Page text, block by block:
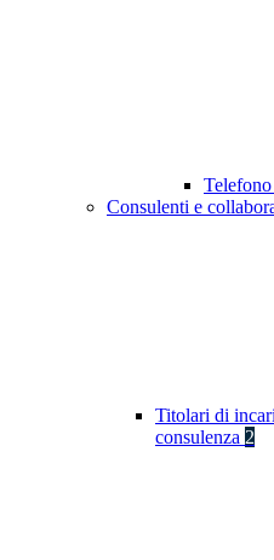
Telefono
Consulenti e
Titolari di
consulenza 2